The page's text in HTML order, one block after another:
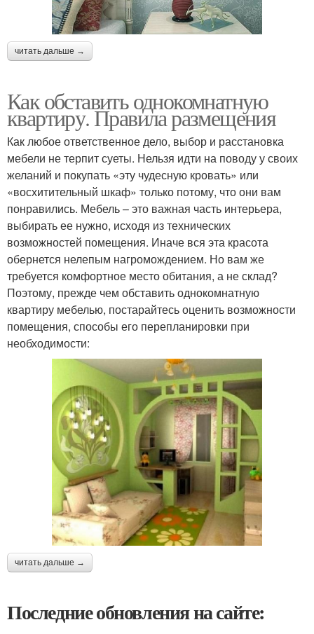
читать дальше →
Как обставить однокомнатную
квартиру. Правила размещения
Как любое ответственное дело, выбор и расстановка
мебели не терпит суеты. Нельзя идти на поводу у своих
желаний и покупать «эту чудесную кровать» или
«восхитительный шкаф» только потому, что они вам
понравились. Мебель – это важная часть интерьера,
выбирать ее нужно, исходя из технических
возможностей помещения. Иначе вся эта красота
обернется нелепым нагромождением. Но вам же
требуется комфортное место обитания, а не склад?
Поэтому, прежде чем обставить однокомнатную
квартиру мебелью, постарайтесь оценить возможности
помещения, способы его перепланировки при
необходимости:
читать дальше →
Последние обновления на сайте: